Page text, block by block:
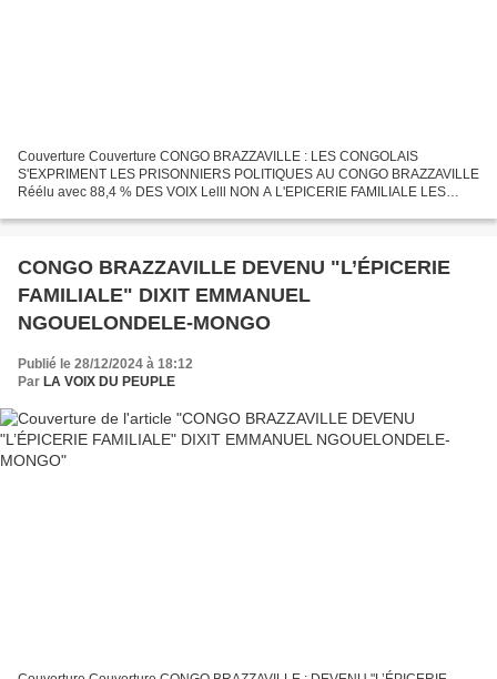
Couverture Couverture CONGO BRAZZAVILLE : LES CONGOLAIS
S'EXPRIMENT LES PRISONNIERS POLITIQUES AU CONGO BRAZZAVILLE
Réélu avec 88,4 % DES VOIX Lelll NON A L'EPICERIE FAMILIALE LES
Okouya....
CONGO BRAZZAVILLE DEVENU "L’ÉPICERIE
FAMILIALE" DIXIT EMMANUEL
NGOUELONDELE-MONGO
Publié le 28/12/2024 à 18:12
Par LA VOIX DU PEUPLE